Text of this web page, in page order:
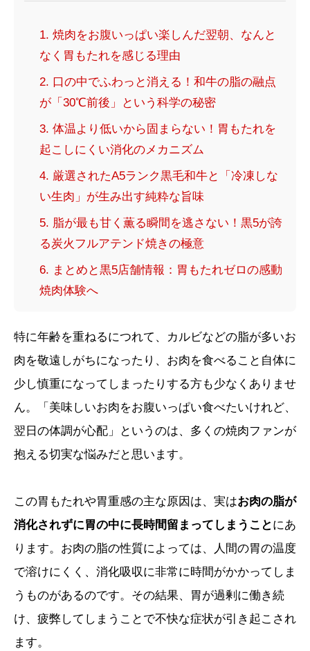
1. 焼肉をお腹いっぱい楽しんだ翌朝、なんと
なく胃もたれを感じる理由
2. 口の中でふわっと消える！和牛の脂の融点
が「30℃前後」という科学の秘密
3. 体温より低いから固まらない！胃もたれを
起こしにくい消化のメカニズム
4. 厳選されたA5ランク黒毛和牛と「冷凍しな
い生肉」が生み出す純粋な旨味
5. 脂が最も甘く薫る瞬間を逃さない！黒5が誇
る炭火フルアテンド焼きの極意
6. まとめと黒5店舗情報：胃もたれゼロの感動
焼肉体験へ
特に年齢を重ねるにつれて、カルビなどの脂が多いお
肉を敬遠しがちになったり、お肉を食べること自体に
少し慎重になってしまったりする方も少なくありませ
ん。「美味しいお肉をお腹いっぱい食べたいけれど、
翌日の体調が心配」というのは、多くの焼肉ファンが
抱える切実な悩みだと思います。
この胃もたれや胃重感の主な原因は、実はお肉の脂が
消化されずに胃の中に長時間留まってしまうことにあ
ります。お肉の脂の性質によっては、人間の胃の温度
で溶けにくく、消化吸収に非常に時間がかかってしま
うものがあるのです。その結果、胃が過剰に働き続
け、疲弊してしまうことで不快な症状が引き起こされ
ます。